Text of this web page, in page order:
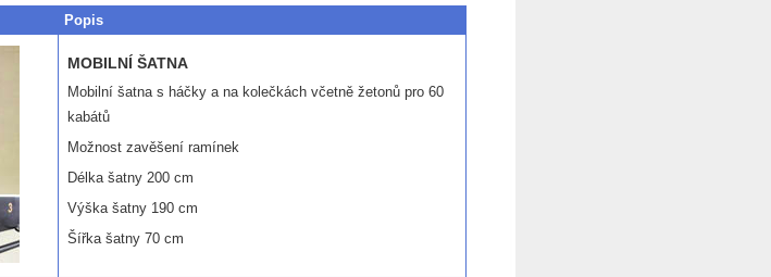
Popis
MOBILNÍ ŠATNA
Mobilní šatna s háčky a na kolečkách včetně žetonů pro 60
kabátů
Možnost zavěšení ramínek
Délka šatny 200 cm
Výška šatny 190 cm
Šířka šatny 70 cm